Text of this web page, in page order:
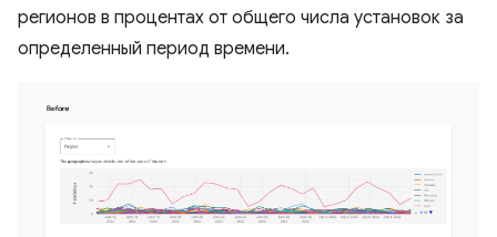
регионов в процентах от общего числа установок за
определенный период времени.